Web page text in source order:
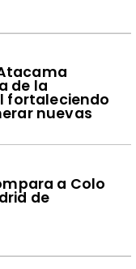
de la
fortaleciendo
nuevas
a Colo
de